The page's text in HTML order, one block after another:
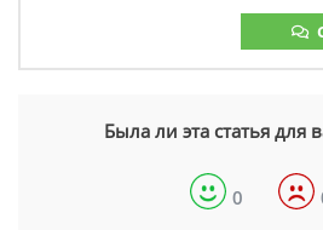
Была ли эта статья для
0